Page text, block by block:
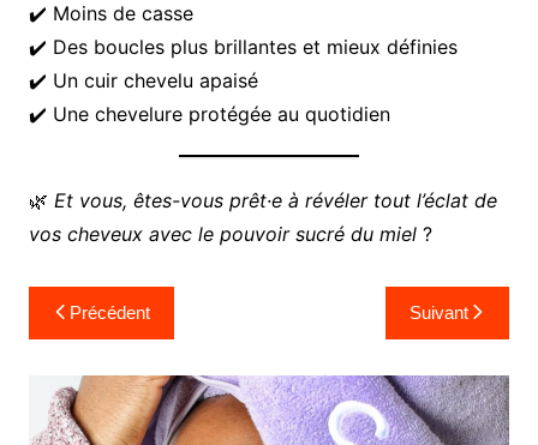
✔️ Moins de casse
✔️ Des boucles plus brillantes et mieux définies
✔️ Un cuir chevelu apaisé
✔️ Une chevelure protégée au quotidien
🌿 Et vous, êtes-vous prêt·e à révéler tout l’éclat de
vos cheveux avec le pouvoir sucré du miel?
Navigation
de
l’article
Précédent Suivant